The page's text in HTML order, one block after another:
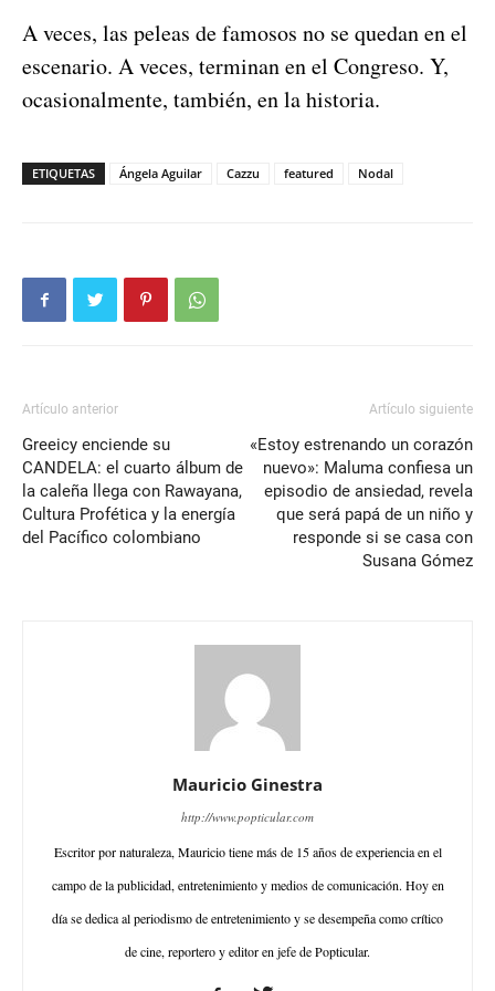
A veces, las peleas de famosos no se quedan en el
escenario. A veces, terminan en el Congreso. Y,
ocasionalmente, también, en la historia.
ETIQUETAS Ángela Aguilar Cazzu featured Nodal
Artículo anterior
Greeicy enciende su
CANDELA: el cuarto álbum de
la caleña llega con Rawayana,
Cultura Profética y la energía
del Pacífico colombiano
Artículo siguiente
«Estoy estrenando un corazón
nuevo»: Maluma confiesa un
episodio de ansiedad, revela
que será papá de un niño y
responde si se casa con
Susana Gómez
Mauricio Ginestra
http://www.popticular.com
Escritor por naturaleza, Mauricio tiene más de 15 años de experiencia en el
campo de la publicidad, entretenimiento y medios de comunicación. Hoy en
día se dedica al periodismo de entretenimiento y se desempeña como crítico
de cine, reportero y editor en jefe de Popticular.